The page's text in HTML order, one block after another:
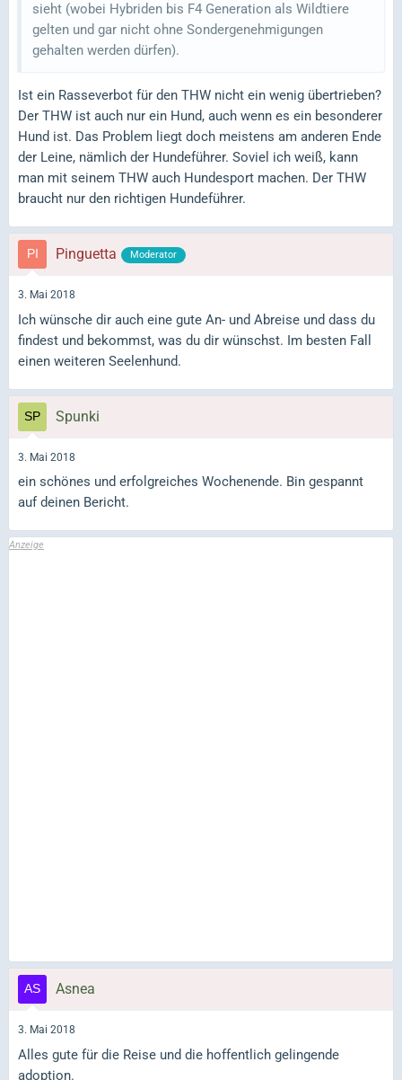
sieht (wobei Hybriden bis F4 Generation als Wildtiere
gelten und gar nicht ohne Sondergenehmigungen
gehalten werden dürfen).
Ist ein Rasseverbot für den THW nicht ein wenig übertrieben?
Der THW ist auch nur ein Hund, auch wenn es ein besonderer
Hund ist. Das Problem liegt doch meistens am anderen Ende
der Leine, nämlich der Hundeführer. Soviel ich weiß, kann
man mit seinem THW auch Hundesport machen. Der THW
braucht nur den richtigen Hundeführer.
Pinguetta Moderator
3. Mai 2018
Ich wünsche dir auch eine gute An- und Abreise und dass du
findest und bekommst, was du dir wünschst. Im besten Fall
einen weiteren Seelenhund.
Spunki
3. Mai 2018
ein schönes und erfolgreiches Wochenende. Bin gespannt
auf deinen Bericht.
Asnea
3. Mai 2018
Alles gute für die Reise und die hoffentlich gelingende
adoption.